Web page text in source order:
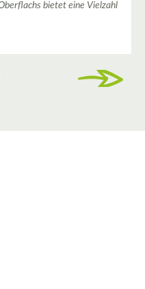
bietet eine Vielzahl